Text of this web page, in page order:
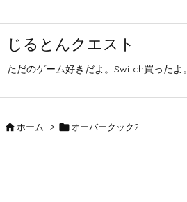
じるとんクエスト
ただのゲーム好きだよ。Switch買ったよ。
ホーム > オーバークック2